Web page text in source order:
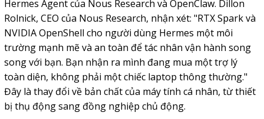
Hermes Agent của Nous Research và OpenClaw. Dillon
Rolnick, CEO của Nous Research, nhận xét: "RTX Spark và
NVIDIA OpenShell cho người dùng Hermes một môi
trường mạnh mẽ và an toàn để tác nhân vận hành song
song với bạn. Bạn nhận ra mình đang mua một trợ lý
toàn diện, không phải một chiếc laptop thông thường."
Đây là thay đổi về bản chất của máy tính cá nhân, từ thiết
bị thụ động sang đồng nghiệp chủ động.